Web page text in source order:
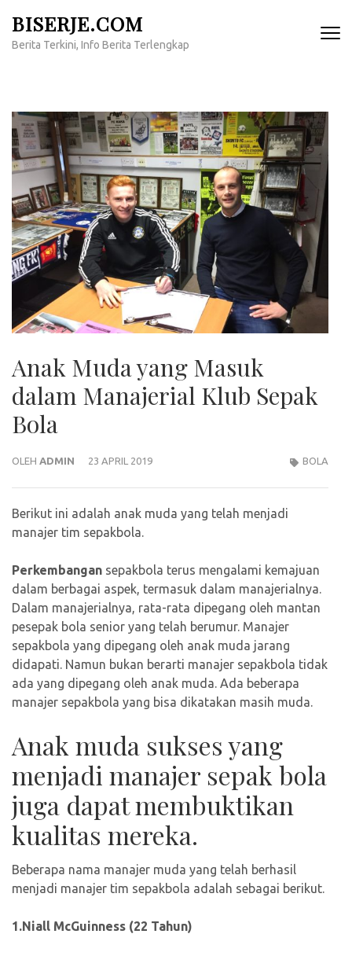
konten
BISERJE.COM
Berita Terkini, Info Berita Terlengkap
Anak Muda yang Masuk
dalam Manajerial Klub Sepak
Bola
OLEH ADMIN 23 APRIL 2019 BOLA
Berikut ini adalah anak muda yang telah menjadi
manajer tim sepakbola.
Perkembangan sepakbola terus mengalami kemajuan
dalam berbagai aspek, termasuk dalam manajerialnya.
Dalam manajerialnya, rata-rata dipegang oleh mantan
pesepak bola senior yang telah berumur. Manajer
sepakbola yang dipegang oleh anak muda jarang
didapati. Namun bukan berarti manajer sepakbola tidak
ada yang dipegang oleh anak muda. Ada beberapa
manajer sepakbola yang bisa dikatakan masih muda.
Anak muda sukses yang
menjadi manajer sepak bola
juga dapat membuktikan
kualitas mereka.
Beberapa nama manajer muda yang telah berhasil
menjadi manajer tim sepakbola adalah sebagai berikut.
1.Niall McGuinness (22 Tahun)